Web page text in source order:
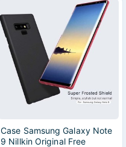
Case Samsung Galaxy Note
9 Nillkin Original Free